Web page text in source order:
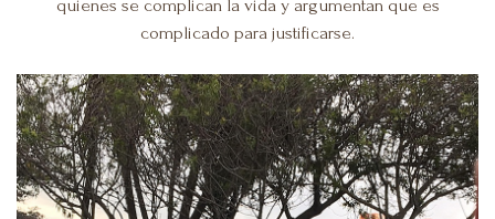
quienes se complican la vida y argumentan que es
complicado para justificarse.